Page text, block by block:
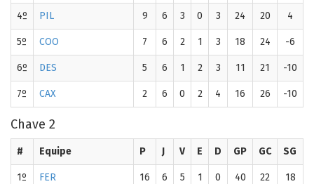
4º PIL 9 6 3 0 3 24 20 4
5º COO 7 6 2 1 3 18 24 -6
6º DES 5 6 1 2 3 11 21 -10
7º CAX 2 6 0 2 4 16 26 -10
Chave 2
# Equipe P J V E D GP GC SG
1º FER 16 6 5 1 0 40 22 18